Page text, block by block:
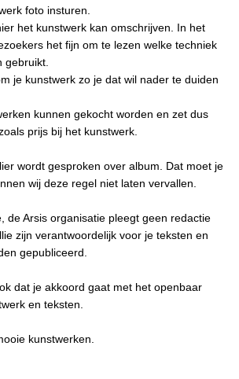
foto insturen.
het kunstwerk kan omschrijven. In het
het fijn om te lezen welke techniek
gebruikt.
je kunstwerk zo je dat wil nader te duiden
kunnen gekocht worden en zet dus
prijs bij het kunstwerk.
wordt gesproken over album. Dat moet je
wij deze regel niet laten vervallen.
de Arsis organisatie pleegt geen redactie
zijn verantwoordelijk voor je teksten en
gepubliceerd.
dat je akkoord gaat met het openbaar
en teksten.
kunstwerken.